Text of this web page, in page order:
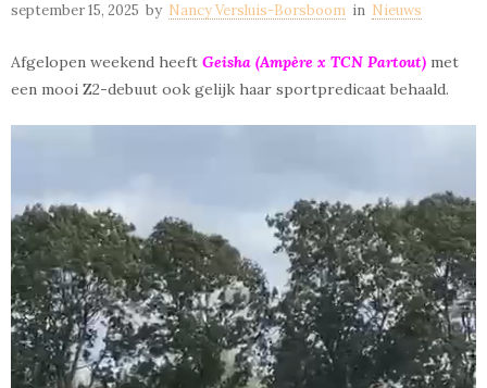
september 15, 2025 by Nancy Versluis-Borsboom in Nieuws
Afgelopen weekend heeft Geisha (Ampère x TCN Partout) met
een mooi Z2-debuut ook gelijk haar sportpredicaat behaald.